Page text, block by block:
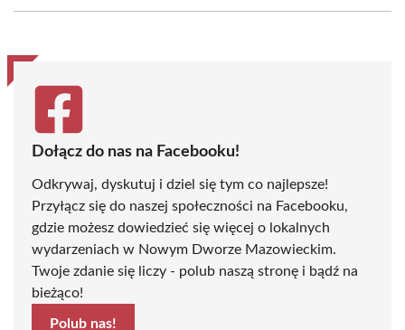
(Twitter)
Dołącz do nas na Facebooku!
Odkrywaj, dyskutuj i dziel się tym co najlepsze!
Przyłącz się do naszej społeczności na Facebooku,
gdzie możesz dowiedzieć się więcej o lokalnych
wydarzeniach w Nowym Dworze Mazowieckim.
Twoje zdanie się liczy - polub naszą stronę i bądź na
bieżąco!
Polub nas!